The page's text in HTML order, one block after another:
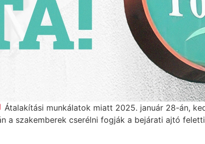
Átalakítási munkálatok miatt 2025. január 28-án,
a szakemberek cserélni fogják a bejárati ajtó